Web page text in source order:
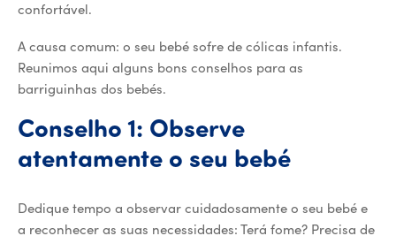
confortável.
A causa comum: o seu bebé sofre de cólicas infantis.
Reunimos aqui alguns bons conselhos para as
barriguinhas dos bebés.
Conselho 1: Observe
atentamente o seu bebé
Dedique tempo a observar cuidadosamente o seu bebé e
a reconhecer as suas necessidades: Terá fome? Precisa de